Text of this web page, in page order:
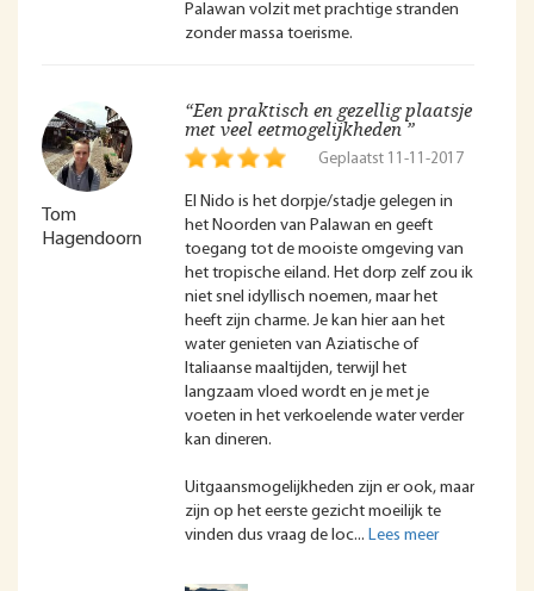
Palawan volzit met prachtige stranden
zonder massa toerisme.
Tom
Hagendoorn
“Een praktisch en gezellig plaatsje
met veel eetmogelijkheden ”
Geplaatst 11-11-2017
El Nido is het dorpje/stadje gelegen in
het Noorden van Palawan en geeft
toegang tot de mooiste omgeving van
het tropische eiland. Het dorp zelf zou ik
niet snel idyllisch noemen, maar het
heeft zijn charme. Je kan hier aan het
water genieten van Aziatische of
Italiaanse maaltijden, terwijl het
langzaam vloed wordt en je met je
voeten in het verkoelende water verder
kan dineren.
Uitgaansmogelijkheden zijn er ook, maar
zijn op het eerste gezicht moeilijk te
vinden dus vraag de loc